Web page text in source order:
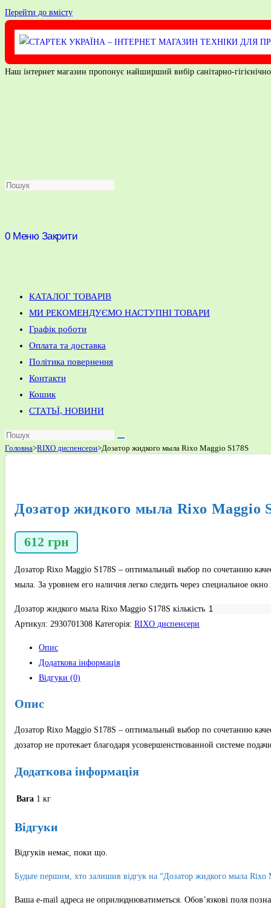
Перейти до вмісту
Наш інтернет магазин пропонує найширший вибір санітарно-
0 Меню Закрити
КАТАЛОГ ТОВАРІВ
МИ РЕКОМЕНДУЄМО НАСТУПНІ ТОВАРИ
Графік роботи
Оплата та доставка
Політика повернення
Контакти
Кошик
СТАТЬЇ, НОВИНИ
Головна>RIXO диспенсери>Дозатор жидкого мыла Rixo Maggio S178S
Дозатор жидкого мыла Rixo Maggio
612 грн
Дозатор Rixo Maggio S178S – оптимальный выбор по сочетанию
мыла. За уровнем его наличия легко следить через специальное
Дозатор жидкого мыла Rixo Maggio S178S кількість
Артикул: 2930701308 Категорія: RIXO диспенсери
Опис
Додаткова інформація
Відгуки (0)
Опис
Дозатор Rixo Maggio S178S – оптимальный выбор по сочетанию
дозатор не протекает благодаря усовершенствованной системе
Додаткова інформація
Вага 1 кг
Відгуки
Відгуків немає, поки що.
Будьте першим, хто залишив відгук на “Дозатор жидкого мыла Rixo
Ваша e-mail адреса не оприлюднюватиметься. Обов’язкові поля